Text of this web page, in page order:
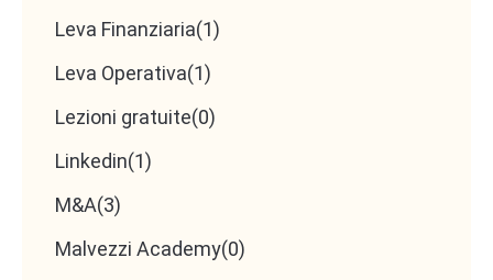
Leva Finanziaria(1)
Leva Operativa(1)
Lezioni gratuite(0)
Linkedin(1)
M&A(3)
Malvezzi Academy(0)